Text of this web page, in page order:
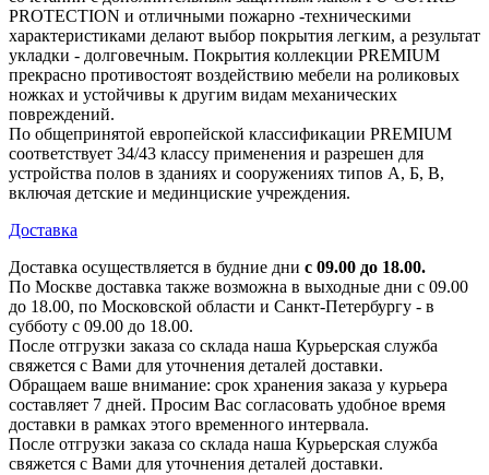
PROTECTION и отличными пожарно -техническими
характеристиками делают выбор покрытия легким, а результат
укладки - долговечным. Покрытия коллекции PREMIUM
прекрасно противостоят воздействию мебели на роликовых
ножках и устойчивы к другим видам механических
повреждений.
По общепринятой европейской классификации PREMIUM
соответствует 34/43 классу применения и разрешен для
устройства полов в зданиях и сооружениях типов А, Б, В,
включая детские и мединциские учреждения.
Доставка
Доставка осуществляется в будние дни с 09.00 до 18.00.
По Москве доставка также возможна в выходные дни с 09.00
до 18.00, по Московской области и Санкт-Петербургу - в
субботу с 09.00 до 18.00.
После отгрузки заказа со склада наша Курьерская служба
свяжется с Вами для уточнения деталей доставки.
Обращаем ваше внимание: срок хранения заказа у курьера
составляет 7 дней. Просим Вас согласовать удобное время
доставки в рамках этого временного интервала.
После отгрузки заказа со склада наша Курьерская служба
свяжется с Вами для уточнения деталей доставки.